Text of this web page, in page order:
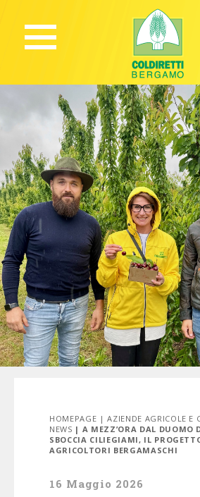
HOMEPAGE |AZIENDE AGRICOLE E
NEWS | A MEZZ’ORA DAL DUOMO
SBOCCIA CILIEGIAMI, IL
AGRICOLTORI BERGAMASCHI
16 Maggio 2026